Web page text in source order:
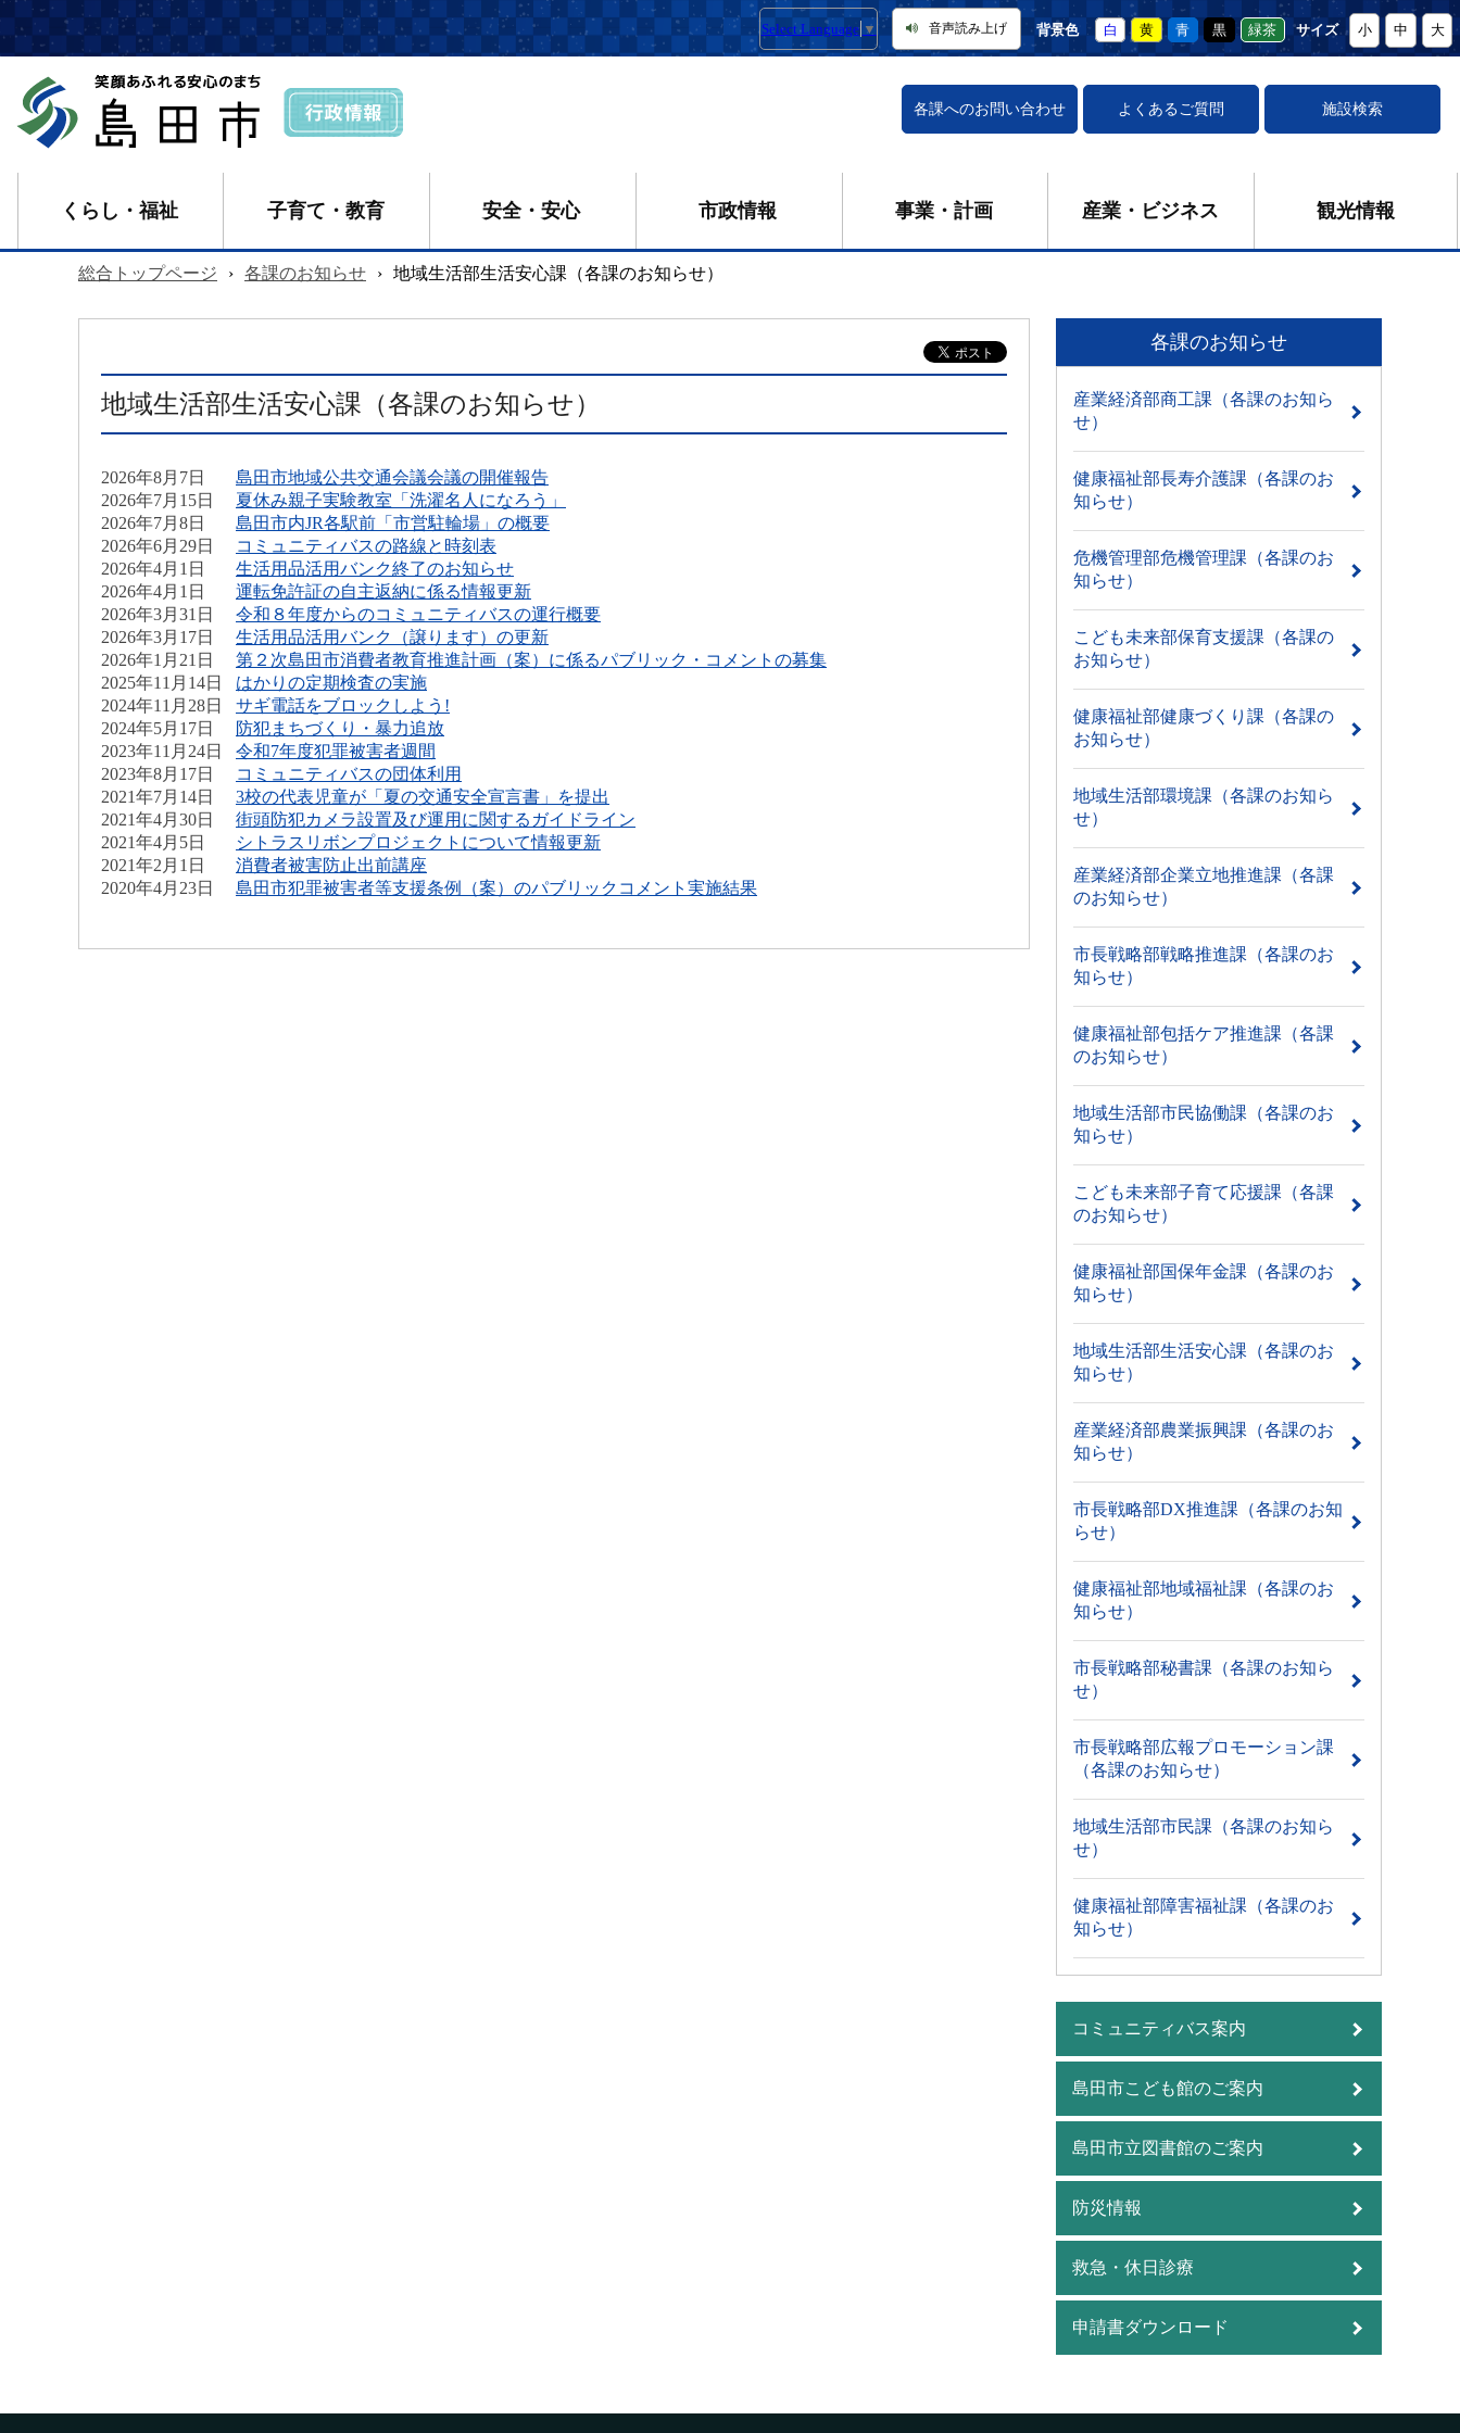
Select Language ▼ 音声読み上げ 背景色 白 黄 青 黒 緑茶 サイズ 小 中 大
各課へのお問い合わせ よくあるご質問 施設検索
くらし・福祉 子育て・教育 安全・安心 市政情報 事業・計画 産業・ビジネス 観光情報
総合トップページ › 各課のお知らせ › 地域生活部生活安心課（各課のお知らせ）
地域生活部生活安心課（各課のお知らせ）
2026年8月7日
島田市地域公共交通会議会議の開催報告
2026年7月15日
夏休み親子実験教室「洗濯名人になろう」
2026年7月8日
島田市内JR各駅前「市営駐輪場」の概要
2026年6月29日
コミュニティバスの路線と時刻表
2026年4月1日
生活用品活用バンク終了のお知らせ
2026年4月1日
運転免許証の自主返納に係る情報更新
2026年3月31日
令和８年度からのコミュニティバスの運行概要
2026年3月17日
生活用品活用バンク（譲ります）の更新
2026年1月21日
第２次島田市消費者教育推進計画（案）に係るパブリック・コメントの募集
2025年11月14日
はかりの定期検査の実施
2024年11月28日
サギ電話をブロックしよう!
2024年5月17日
防犯まちづくり・暴力追放
2023年11月24日
令和7年度犯罪被害者週間
2023年8月17日
コミュニティバスの団体利用
2021年7月14日
3校の代表児童が「夏の交通安全宣言書」を提出
2021年4月30日
街頭防犯カメラ設置及び運用に関するガイドライン
2021年4月5日
シトラスリボンプロジェクトについて情報更新
2021年2月1日
消費者被害防止出前講座
2020年4月23日
島田市犯罪被害者等支援条例（案）のパブリックコメント実施結果
各課のお知らせ
産業経済部商工課（各課のお知ら
せ）
健康福祉部長寿介護課（各課のお
知らせ）
危機管理部危機管理課（各課のお
知らせ）
こども未来部保育支援課（各課の
お知らせ）
健康福祉部健康づくり課（各課の
お知らせ）
地域生活部環境課（各課のお知ら
せ）
産業経済部企業立地推進課（各課
のお知らせ）
市長戦略部戦略推進課（各課のお
知らせ）
健康福祉部包括ケア推進課（各課
のお知らせ）
地域生活部市民協働課（各課のお
知らせ）
こども未来部子育て応援課（各課
のお知らせ）
健康福祉部国保年金課（各課のお
知らせ）
地域生活部生活安心課（各課のお
知らせ）
産業経済部農業振興課（各課のお
知らせ）
市長戦略部DX推進課（各課のお知
らせ）
健康福祉部地域福祉課（各課のお
知らせ）
市長戦略部秘書課（各課のお知ら
せ）
市長戦略部広報プロモーション課
（各課のお知らせ）
地域生活部市民課（各課のお知ら
せ）
健康福祉部障害福祉課（各課のお
知らせ）
コミュニティバス案内
島田市こども館のご案内
島田市立図書館のご案内
防災情報
救急・休日診療
申請書ダウンロード